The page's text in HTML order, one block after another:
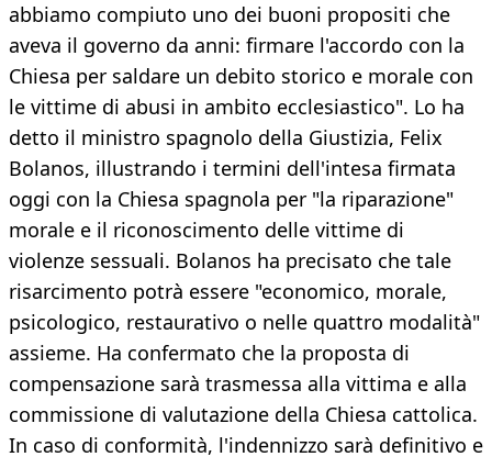
abbiamo compiuto uno dei buoni propositi che
aveva il governo da anni: firmare l'accordo con la
Chiesa per saldare un debito storico e morale con
le vittime di abusi in ambito ecclesiastico". Lo ha
detto il ministro spagnolo della Giustizia, Felix
Bolanos, illustrando i termini dell'intesa firmata
oggi con la Chiesa spagnola per "la riparazione"
morale e il riconoscimento delle vittime di
violenze sessuali. Bolanos ha precisato che tale
risarcimento potrà essere "economico, morale,
psicologico, restaurativo o nelle quattro modalità"
assieme. Ha confermato che la proposta di
compensazione sarà trasmessa alla vittima e alla
commissione di valutazione della Chiesa cattolica.
In caso di conformità, l'indennizzo sarà definitivo e